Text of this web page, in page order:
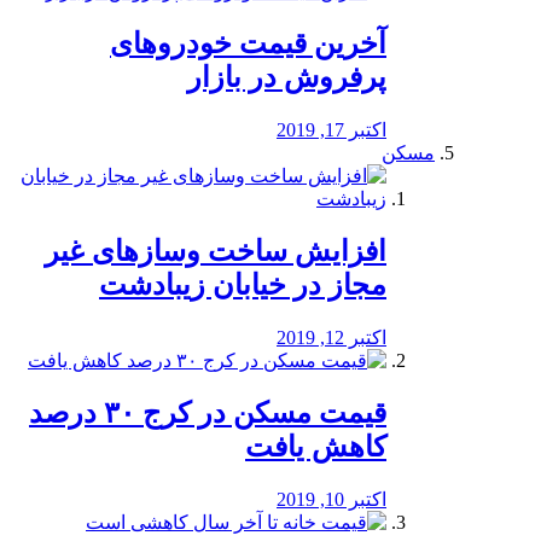
آخرین قیمت خودرو‌های
پرفروش در بازار
اکتبر 17, 2019
مسکن
افزایش ساخت وسازهای غیر
مجاز در خیابان زیبادشت
اکتبر 12, 2019
️قیمت مسکن در کرج ۳۰ درصد
کاهش یافت
اکتبر 10, 2019